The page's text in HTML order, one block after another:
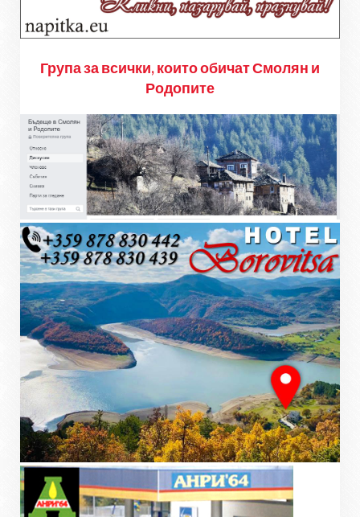
Група за всички, които обичат Смолян и
Родопите